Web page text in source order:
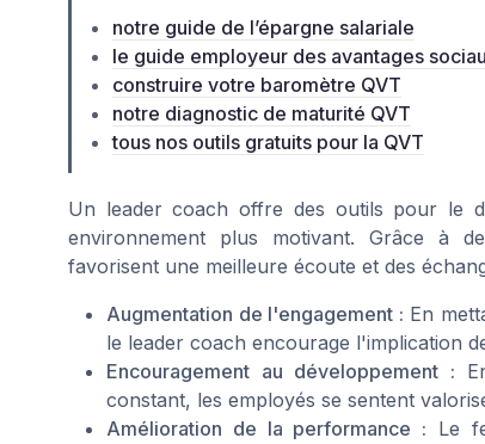
notre guide de l’épargne salariale
le guide employeur des avantages
construire votre baromètre QVT
notre diagnostic de maturité QVT
tous nos outils gratuits pour la QVT
Un leader coach offre des outils pour le
environnement plus motivant. Grâce à
favorisent une meilleure écoute et des
Augmentation de l'engagement : En
le leader coach encourage l'implication
Encouragement au développement :
constant, les employés se sentent
Amélioration de la performance : Le